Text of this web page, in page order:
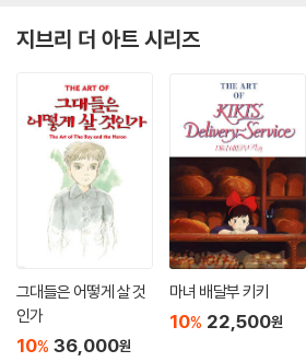
지브리 더 아트 시리즈
그대들은 어떻게 살 것
인가
10% 36,000원
마녀 배달부 키키
10% 22,500원